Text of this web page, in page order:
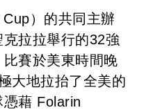
）的共同主辦
拉拉舉行的32強
賽於美東時間晚
大地拉抬了全美的
藉 Folarin